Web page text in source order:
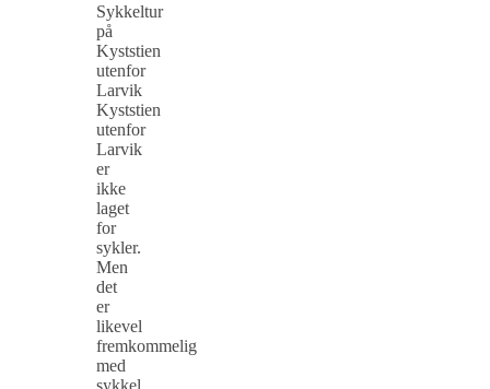
Sykkeltur
på
Kyststien
utenfor
Larvik
Kyststien
utenfor
Larvik
er
ikke
laget
for
sykler.
Men
det
er
likevel
fremkommelig
med
sykkel